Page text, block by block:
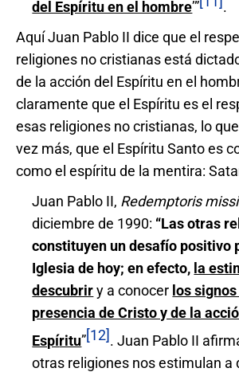
del Espíritu en el hombre’”
.
Aquí Juan Pablo II dice que el
religiones no cristianas está
de la acción del Espíritu en el
claramente que el Espíritu es el
esas religiones no cristianas, lo
vez más, que el Espíritu Santo es
como el espíritu de la mentira:
Juan Pablo II, Redemptoris
diciembre de 1990: “Las otras
constituyen un desafío positivo
Iglesia de hoy; en efecto, la
descubriry a conocer los signos
presencia de Cristo y de la
Espíritu”[12]. Juan Pablo II
otras religiones nos estimulan a